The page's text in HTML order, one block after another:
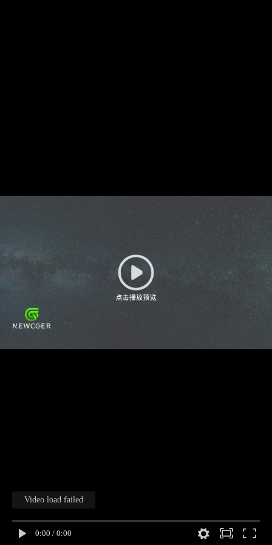
0:00 / 0:00
Video load failed